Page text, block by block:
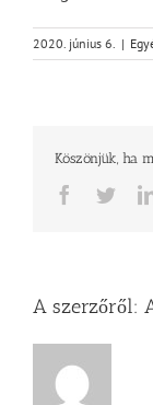
2020. június 6. |
Köszönjük, ha
Facebook
A szerzőről: